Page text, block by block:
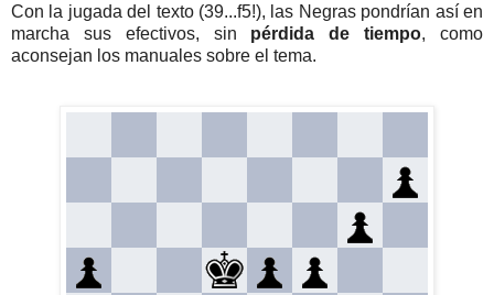
Con la jugada del texto (39...f5!), las Negras pondrían así en
marcha sus efectivos, sin pérdida de tiempo, como
aconsejan los manuales sobre el tema.